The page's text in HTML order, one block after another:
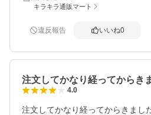
キラキラ通販マート
違反報告 いいね0
注文してかなり経ってからき
4.0
注文してかなり経ってからきまし